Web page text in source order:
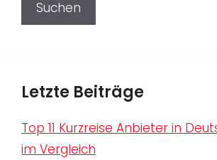
Suchen
Letzte Beiträge
Top 11 Kurzreise Anbieter in
im Vergleich